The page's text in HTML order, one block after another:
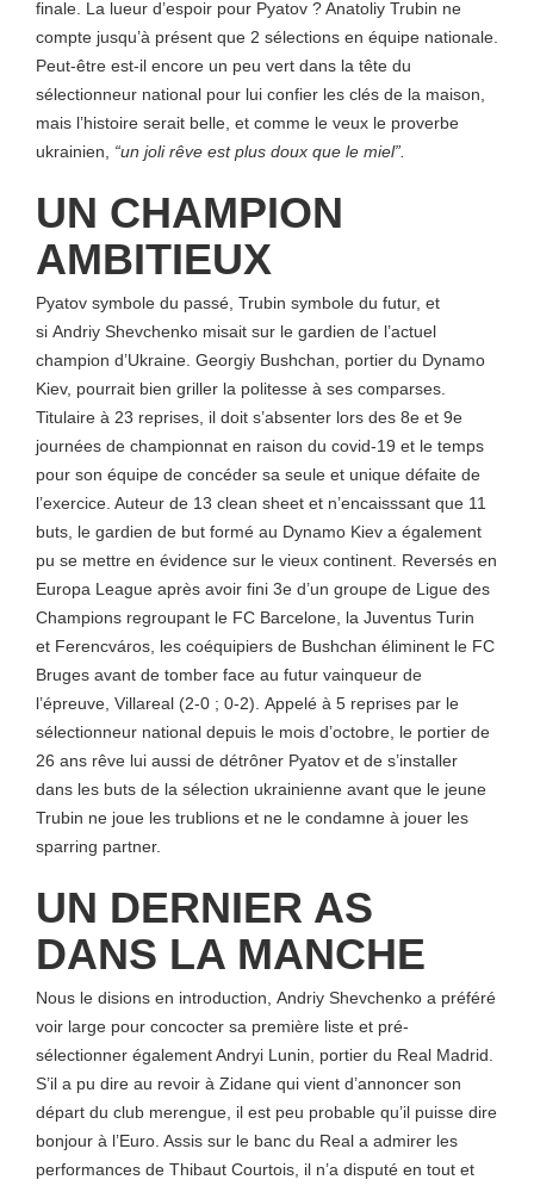
finale. La lueur d’espoir pour Pyatov ? Anatoliy Trubin ne
compte jusqu’à présent que 2 sélections en équipe nationale.
Peut-être est-il encore un peu vert dans la tête du
sélectionneur national pour lui confier les clés de la maison,
mais l’histoire serait belle, et comme le veux le proverbe
ukrainien, “un joli rêve est plus doux que le miel”.
UN CHAMPION
AMBITIEUX
Pyatov symbole du passé, Trubin symbole du futur, et
si Andriy Shevchenko misait sur le gardien de l’actuel
champion d’Ukraine. Georgiy Bushchan, portier du Dynamo
Kiev, pourrait bien griller la politesse à ses comparses.
Titulaire à 23 reprises, il doit s’absenter lors des 8e et 9e
journées de championnat en raison du covid-19 et le temps
pour son équipe de concéder sa seule et unique défaite de
l’exercice. Auteur de 13 clean sheet et n’encaisssant que 11
buts, le gardien de but formé au Dynamo Kiev a également
pu se mettre en évidence sur le vieux continent. Reversés en
Europa League après avoir fini 3e d’un groupe de Ligue des
Champions regroupant le FC Barcelone, la Juventus Turin
et Ferencváros, les coéquipiers de Bushchan éliminent le FC
Bruges avant de tomber face au futur vainqueur de
l’épreuve, Villareal (2-0 ; 0-2). Appelé à 5 reprises par le
sélectionneur national depuis le mois d’octobre, le portier de
26 ans rêve lui aussi de détrôner Pyatov et de s’installer
dans les buts de la sélection ukrainienne avant que le jeune
Trubin ne joue les trublions et ne le condamne à jouer les
sparring partner.
UN DERNIER AS
DANS LA MANCHE
Nous le disions en introduction, Andriy Shevchenko a préféré
voir large pour concocter sa première liste et pré-
sélectionner également Andryi Lunin, portier du Real Madrid.
S’il a pu dire au revoir à Zidane qui vient d’annoncer son
départ du club merengue, il est peu probable qu’il puisse dire
bonjour à l’Euro. Assis sur le banc du Real a admirer les
performances de Thibaut Courtois, il n’a disputé en tout et